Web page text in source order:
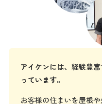
アイケンには、経験豊
っています。
お客様の住まいを屋根